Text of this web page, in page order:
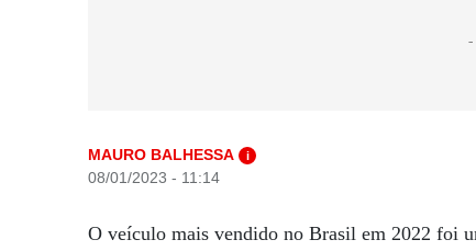
MAURO BALHESSA i
08/01/2023 - 11:14
O veículo mais vendido no Brasil em 2022 foi